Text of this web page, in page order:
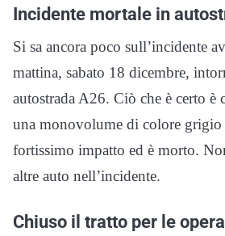
Incidente mortale in
Si sa ancora poco sull’incidente
mattina, sabato 18 dicembre,
autostrada A26. Ciò che è certo è
una monovolume di colore grigio
fortissimo impatto ed è morto.
altre auto nell’incidente.
Chiuso il tratto per le